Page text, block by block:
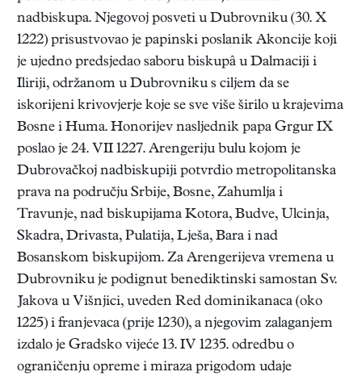
nadbiskupa. Njegovoj posveti u Dubrovniku (30. X
1222) prisustvovao je papinski poslanik Akoncije koji
je ujedno predsjedao saboru biskupâ u Dalmaciji i
Iliriji, održanom u Dubrovniku s ciljem da se
iskorijeni krivovjerje koje se sve više širilo u krajevima
Bosne i Huma. Honorijev nasljednik papa Grgur IX
poslao je 24. VII 1227. Arengeriju bulu kojom je
Dubrovačkoj nadbiskupiji potvrdio metropolitanska
prava na području Srbije, Bosne, Zahumlja i
Travunje, nad biskupijama Kotora, Budve, Ulcinja,
Skadra, Drivasta, Pulatija, Lješa, Bara i nad
Bosanskom biskupijom. Za Arengerijeva vremena u
Dubrovniku je podignut benediktinski samostan Sv.
Jakova u Višnjici, uveden Red dominikanaca (oko
1225) i franjevaca (prije 1230), a njegovim zalaganjem
izdalo je Gradsko vijeće 13. IV 1235. odredbu o
ograničenju opreme i miraza prigodom udaje